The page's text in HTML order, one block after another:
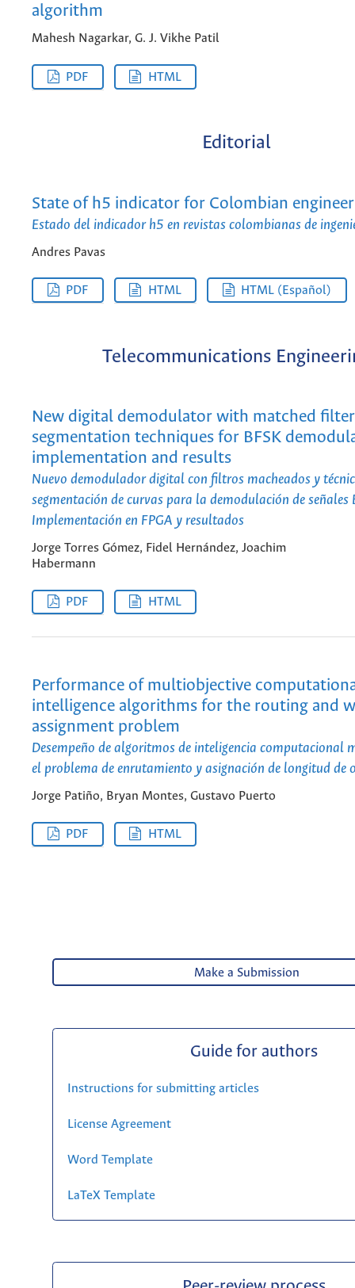
algorithm
Mahesh Nagarkar, G. J. Vikhe Patil
PDF HTML
Editorial
State of h5 indicator for Colombian
Estado del indicador h5 en revistas colombianas de
Andres Pavas
PDF HTML HTML (Español)
Telecommunications
New digital demodulator with matched
segmentation techniques for BFSK
implementation and results
Nuevo demodulador digital con filtros macheados y
segmentación de curvas para la demodulación de señales
Implementación en FPGA y resultados
Jorge Torres Gómez, Fidel Hernández, Joachim
Habermann
PDF HTML
Performance of multiobjective
intelligence algorithms for the routing and
assignment problem
Desempeño de algoritmos de inteligencia computacional
el problema de enrutamiento y asignación de longitud de
Jorge Patiño, Bryan Montes, Gustavo Puerto
PDF HTML
Make a Submission
Guide for authors
Instructions for submitting articles
License Agreement
Word Template
LaTeX Template